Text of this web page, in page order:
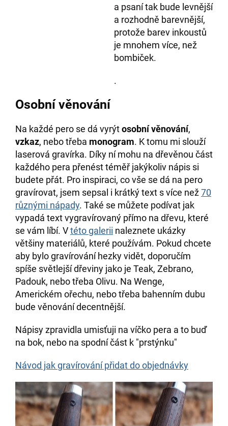
a psaní tak bude levnější
a rozhodně barevnější,
protože barev inkoustů
je mnohem více, než
bombiček.
.
Osobní věnování
Na každé pero se dá vyrýtosobní věnování,
vzkaz, nebo třeba monogram. K tomu mi slouží
laserová gravírka. Díky ní mohu na dřevěnou část
každého pera přenést téměř jakýkoliv nápis si
budete přát. Pro inspiraci, co vše se dá na pero
gravírovat, jsem sepsal i krátký text s více než70
různými nápady. Také se můžete podívat jak
vypadá text vygravírovaný přímo na dřevu, které
se vám líbí. Vtéto galerii naleznete ukázky
většiny materiálů, které používám. Pokud chcete
aby bylo gravírování hezky vidět, doporučím
spíše světlejší dřeviny jako je Teak, Zebrano,
Padouk, nebo třeba Olivu. Na Wenge,
Americkém ořechu, nebo třeba bahenním dubu
bude věnování decentnější.
Nápisy zpravidla umisťuji na víčko pera a to buď
na bok, nebo na spodní část k "prstýnku"
Návod jak gravírování přidat do objednávky